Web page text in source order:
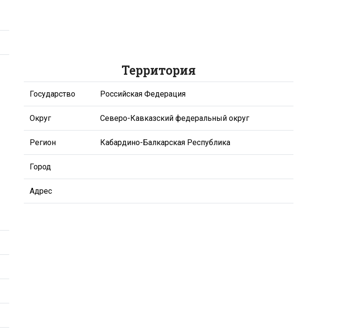
Территория
Государство Российская Федерация
Округ Северо-Кавказский федеральный округ
Регион Кабардино-Балкарская Республика
Город
Адрес